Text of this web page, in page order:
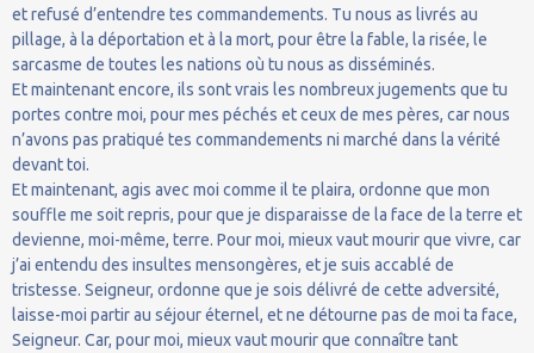
et refusé d’entendre tes commandements. Tu nous as livrés au
pillage, à la déportation et à la mort, pour être la fable, la risée, le
sarcasme de toutes les nations où tu nous as disséminés.
Et maintenant encore, ils sont vrais les nombreux jugements que tu
portes contre moi, pour mes péchés et ceux de mes pères, car nous
n’avons pas pratiqué tes commandements ni marché dans la vérité
devant toi.
Et maintenant, agis avec moi comme il te plaira, ordonne que mon
souffle me soit repris, pour que je disparaisse de la face de la terre et
devienne, moi-même, terre. Pour moi, mieux vaut mourir que vivre, car
j’ai entendu des insultes mensongères, et je suis accablé de
tristesse. Seigneur, ordonne que je sois délivré de cette adversité,
laisse-moi partir au séjour éternel, et ne détourne pas de moi ta face,
Seigneur. Car, pour moi, mieux vaut mourir que connaître tant